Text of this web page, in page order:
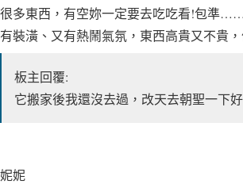
很多東西，有空妳一定要去吃吃看!包準
有裝潢、又有熱鬧氣氛，東西高貴又不貴
板主回覆:
它搬家後我還沒去過，改天去朝聖一下
妮妮